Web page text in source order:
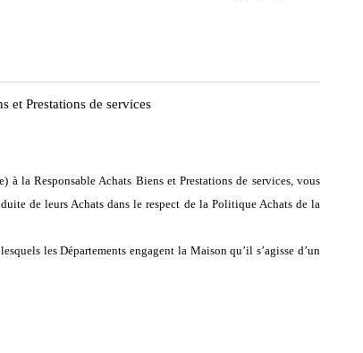
et Prestations de services
à la Responsable Achats Biens et Prestations de services, vous
de leurs Achats dans le respect de la Politique Achats de la
les Départements engagent la Maison qu’il s’agisse d’un